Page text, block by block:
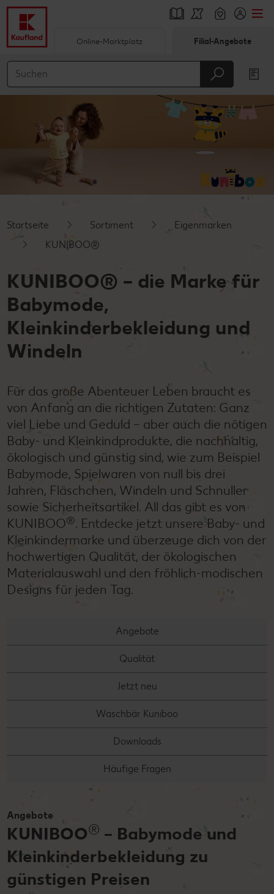
Hauptinhalt
Schwebender Seitenbereich
Online-Marktplatz Filial-Angebote
Startseite Sortiment
Eigenmarken
KUNIBOO®
KUNIBOO® – die Marke für
Babymode,
Kleinkinderbekleidung und
Windeln
Für das große Abenteuer Leben braucht es
von Anfang an die richtigen Zutaten: Ganz
viel Liebe und Geduld – aber auch die nötigen
Baby- und Kleinkindprodukte, die nachhaltig,
ökologisch und günstig sind, wie zum Beispiel
Babymode, Spielwaren von null bis drei
Jahren, Fläschchen, Windeln und Schnuller
sowie Sicherheitsartikel. All das gibt es von
KUNIBOO®. Entdecke jetzt unsere Baby- und
Kleinkindermarke und überzeuge dich von der
hochwertigen Qualität, der ökologischen
Materialauswahl und den fröhlich-modischen
Designs für jeden Tag.
Angebote
Qualität
Jetzt neu
Waschbär Kuniboo
Downloads
Häufige Fragen
Angebote
KUNIBOO® – Babymode und
Kleinkinderbekleidung zu
günstigen Preisen